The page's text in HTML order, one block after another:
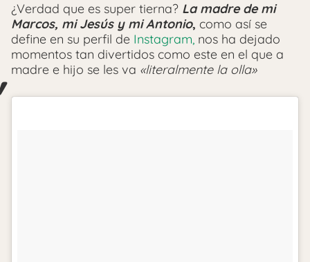
¿Verdad que es super tierna? La madre de mi
Marcos, mi Jesús y mi Antonio, como así se
define en su perfil de Instagram, nos ha dejado
momentos tan divertidos como este en el que a
madre e hijo se les va «literalmente la olla»